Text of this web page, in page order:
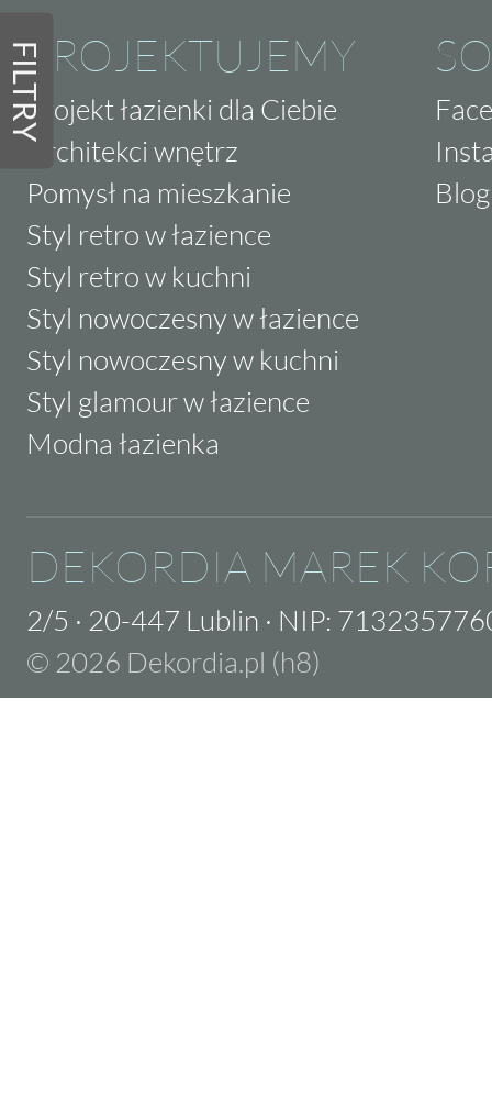
FILTRYPROJEKTUJEMY
Projekt łazienki dla Ciebie
Architekci wnętrz
Pomysł na mieszkanie
Styl retro w łazience
Styl retro w kuchni
Styl nowoczesny w łazience
Styl nowoczesny w kuchni
Styl glamour w łazience
Modna łazienka
Blog
DEKORDIA MAREK
2/5 · 20-447 Lublin · NIP:
© 2026 Dekordia.pl (h8)